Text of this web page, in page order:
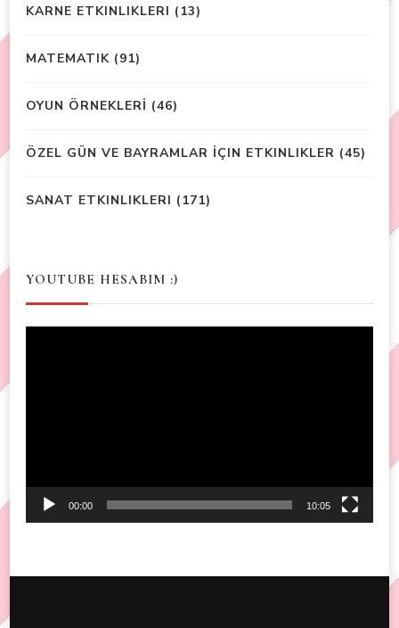
KARNE ETKINLIKLERI (13)
MATEMATIK (91)
OYUN ÖRNEKLERİ (46)
ÖZEL GÜN VE BAYRAMLAR İÇIN ETKINLIKLER (45)
SANAT ETKINLIKLERI (171)
YOUTUBE HESABIM :)
00:00 10:05